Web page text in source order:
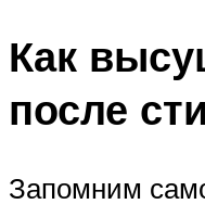
Как
после
Запомним